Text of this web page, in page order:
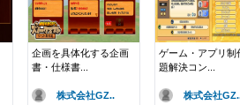
企画を具体化する企画
書・仕様書...
株式会社GZ..
ゲーム・アプリ制
題解決コン...
株式会社